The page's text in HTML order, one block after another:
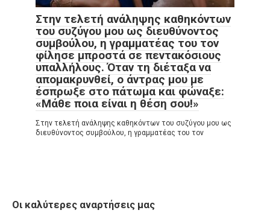
Στην τελετή ανάληψης καθηκόντων
του συζύγου μου ως διευθύνοντος
συμβούλου, η γραμματέας του τον
φίλησε μπροστά σε πεντακόσιους
υπαλλήλους. Όταν τη διέταξα να
απομακρυνθεί, ο άντρας μου με
έσπρωξε στο πάτωμα και φώναξε:
«Μάθε ποια είναι η θέση σου!»
Στην τελετή ανάληψης καθηκόντων του συζύγου μου ως
διευθύνοντος συμβούλου, η γραμματέας του τον
Οι καλύτερες αναρτήσεις μας